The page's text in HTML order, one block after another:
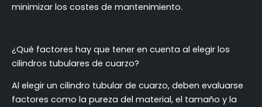
minimizar los costes de mantenimiento.
¿Qué factores hay que tener en cuenta al elegir los
cilindros tubulares de cuarzo?
Al elegir un cilindro tubular de cuarzo, deben evaluarse
factores como la pureza del material, el tamaño y la